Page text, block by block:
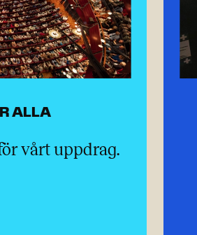
ALLA
vårt uppdrag.